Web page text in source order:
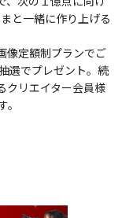
と一緒に作り上げる
像定額制プランでご
選でプレゼント。続
クリエイター会員様